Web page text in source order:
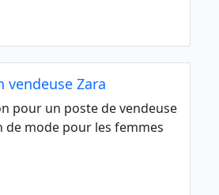
Zara
pour un poste de vendeuse
de mode pour les femmes